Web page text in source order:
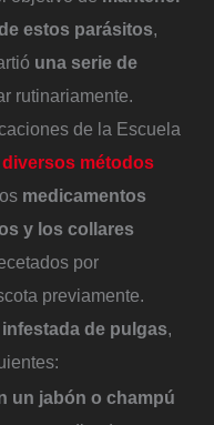
estos parásitos,
una serie de
rutinariamente.
de la Escuela
métodos
medicamentos
y los collares
por
previamente.
de pulgas,
un jabón o champú